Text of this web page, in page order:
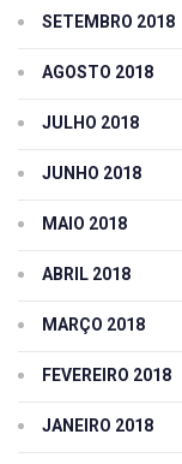
SETEMBRO 2018
AGOSTO 2018
JULHO 2018
JUNHO 2018
MAIO 2018
ABRIL 2018
MARÇO 2018
FEVEREIRO 2018
JANEIRO 2018